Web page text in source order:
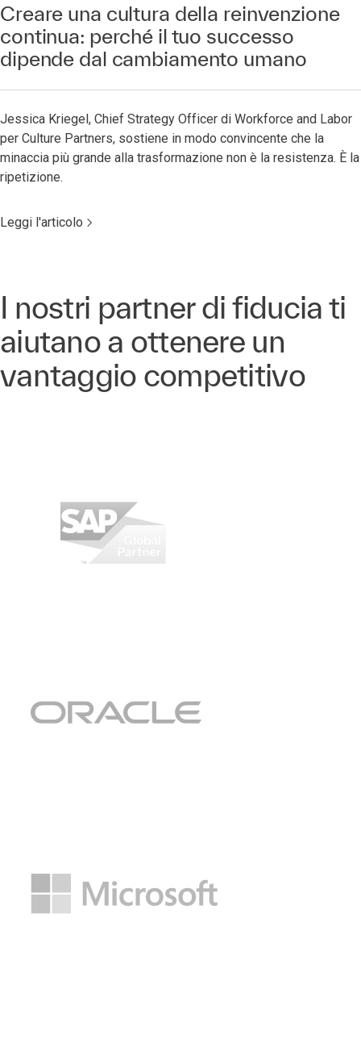
Creare una cultura della reinvenzione
continua: perché il tuo successo
dipende dal cambiamento umano
Jessica Kriegel, Chief Strategy Officer di Workforce and Labor
per Culture Partners, sostiene in modo convincente che la
minaccia più grande alla trasformazione non è la resistenza. È la
ripetizione.
Leggi l'articolo
I nostri partner di fiducia ti
aiutano a ottenere un
vantaggio competitivo